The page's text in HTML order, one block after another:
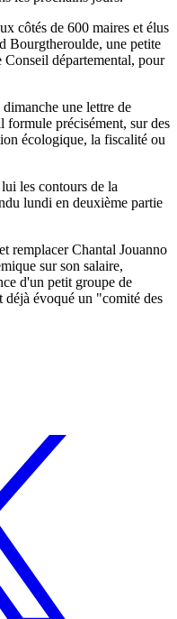
côtés de 600 maires et élus
Bourgtheroulde, une petite
départemental, pour
une lettre de
formule précisément, sur des
écologique, la fiscalité ou
les contours de la
lundi en deuxième partie
remplacer Chantal Jouanno
sur son salaire,
d'un petit groupe de
déjà évoqué un "comité des